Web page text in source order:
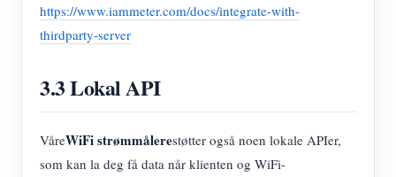
https://www.iammeter.com/docs/integrate-with-
thirdparty-server
3.3 Lokal API
VåreWiFi strømmålerestøtter også noen lokale APIer,
som kan la deg få data når klienten og WiFi-